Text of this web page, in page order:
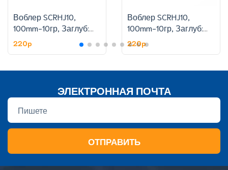
Воблер SCRHJ10,
100mm-10гр, Заглуб:
1.8-2.4 м, цвет:6
220p
Воблер SCRHJ10,
100mm-10гр, Заглуб:
1.8-2.4 м, цвет:11
220p
ЭЛЕКТРОННАЯ ПОЧТА
ОТПРАВИТЬ